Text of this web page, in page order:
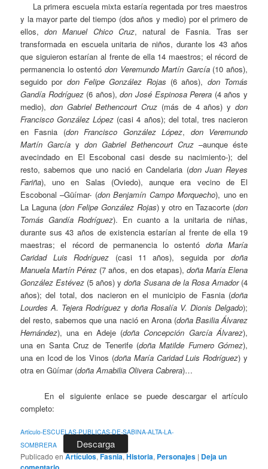
La primera escuela mixta estaría regentada por tres maestros
y la mayor parte del tiempo (dos años y medio) por el primero de
ellos,don Manuel Chico Cruz, natural de Fasnia. Tras ser
transformada en escuela unitaria de niños, durante los 43 años
que siguieron estarían al frente de ella 14 maestros; el récord de
permanencia lo ostentó don Veremundo Martín García(10 años),
seguido por don Felipe González Rojas (6 años), don Tomás
Gandía Rodríguez(6 años),don José Espinosa Perera (4 años y
medio), don Gabriel Bethencourt Cruz (más de 4 años) y don
Francisco González López (casi 4 años); del total, tres nacieron
en Fasnia (don Francisco González López, don Veremundo
Martín García ydon Gabriel Bethencourt Cruz –aunque éste
avecindado en El Escobonal casi desde su nacimiento-); del
resto, sabemos que uno nació en Candelaria (don Juan Reyes
Fariña), uno en Salas (Oviedo), aunque era vecino de El
Escobonal –Güímar- (don Benjamín Campo Morquecho), uno en
La Laguna (don Felipe González Rojas) y otro en Tazacorte (don
Tomás Gandía Rodríguez). En cuanto a la unitaria de niñas,
durante sus 43 años de existencia estarían al frente de ella 19
maestras; el récord de permanencia lo ostentó doña María
Caridad Luis Rodríguez (casi 11 años), seguida por doña
Manuela Martín Pérez (7 años, en dos etapas), doña María Elena
González Estévez (5 años) ydoña Susana de la Rosa Amador(4
años); del total, dos nacieron en el municipio de Fasnia (doña
Lourdes A. Tejera Rodríguez y doña Rosalía V. Dionis Delgado);
del resto, sabemos que una nació en Arona (doña Basilia Álvarez
Hernández), una en Adeje (doña Concepción García Álvarez),
una en Santa Cruz de Tenerife (doña Matilde Fumero Gómez),
una en Icod de los Vinos (doña María Caridad Luis Rodríguez) y
otra en Güímar (doña Amabilia Olivera Cabrera)…
En el siguiente enlace se puede descargar el artículo
completo:
Articulo-ESCUELAS-PUBLICAS-DE-SABINA-ALTA-LA-
SOMBRERA
Descarga
Publicado enArtículos,Fasnia,Historia, Personajes | Deja un